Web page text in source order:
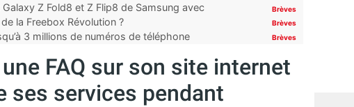
Z Fold8 et Z Flip8 de Samsung avec
Brèves
la Freebox Révolution ? Brèves
3 millions de numéros de téléphone
Brèves
FAQ sur son site internet
ses services pendant